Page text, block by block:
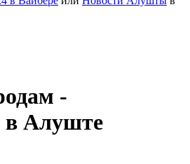
-
в Алуште